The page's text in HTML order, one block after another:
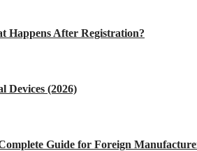
Happens After Registration?
Devices (2026)
Guide for Foreign